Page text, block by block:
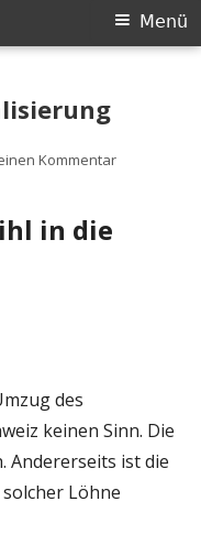
Menü
Kommentarzu
in die
des
keinen Sinn. Die
Andererseits ist die
Löhne